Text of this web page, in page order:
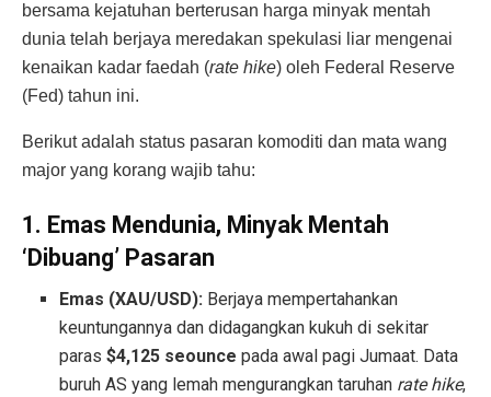
bersama kejatuhan berterusan harga minyak mentah
dunia telah berjaya meredakan spekulasi liar mengenai
kenaikan kadar faedah (rate hike) oleh Federal Reserve
(Fed) tahun ini.
Berikut adalah status pasaran komoditi dan mata wang
major yang korang wajib tahu:
1. Emas Mendunia, Minyak Mentah
‘Dibuang’ Pasaran
Emas (XAU/USD): Berjaya mempertahankan
keuntungannya dan didagangkan kukuh di sekitar
paras$4,125 seounce pada awal pagi Jumaat. Data
buruh AS yang lemah mengurangkan taruhan rate hike,